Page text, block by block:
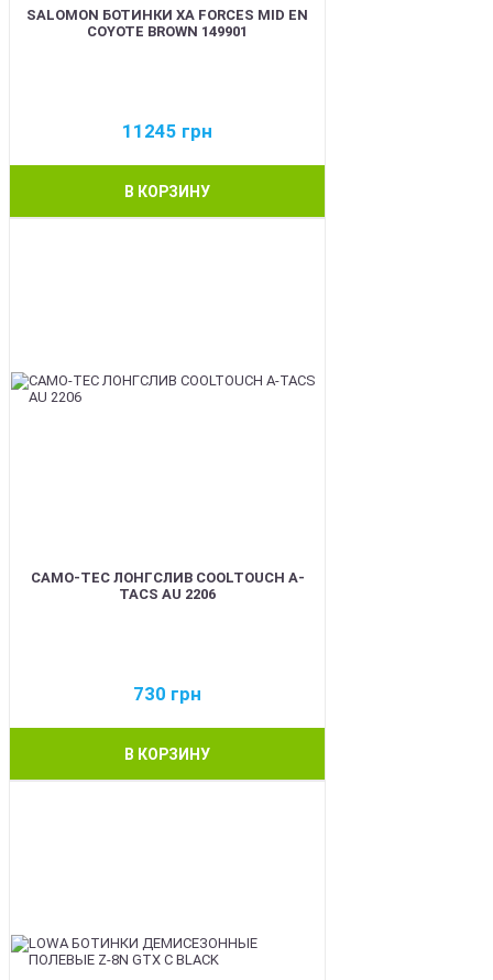
SALOMON БОТИНКИ XA FORCES MID EN
COYOTE BROWN 149901
11245 грн
В КОРЗИНУ
CAMO-TEC ЛОНГСЛИВ COOLTOUCH A-
TACS AU 2206
730 грн
В КОРЗИНУ